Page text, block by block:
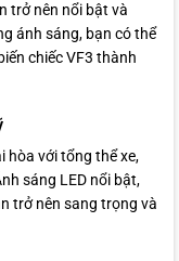
trở nên nổi bật và
ánh sáng, bạn có thể
chiếc VF3 thành
hòa với tổng thể xe,
sáng LED nổi bật,
trở nên sang trọng và